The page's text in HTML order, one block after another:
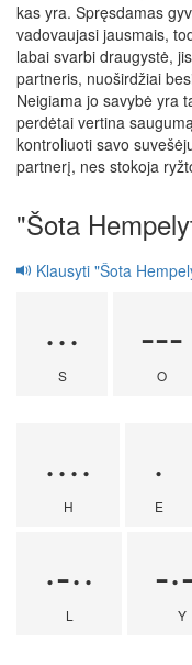
kas yra. Spręsdamas
vadovaujasi jausmais,
labai svarbi draugystė,
partneris, nuoširdžiai
Neigiama jo savybė yra
perdėtai vertina
kontroliuoti savo
partnerį, nes stokoja
"Šota
Klausyti "Šota
···
S
---
O
····
H
·
E
·-··
L
-
Y